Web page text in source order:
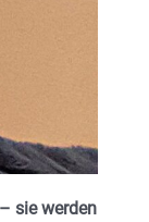
sie werden